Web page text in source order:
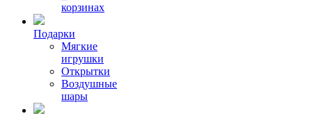
корзинах
Подарки
Мягкие
игрушки
Открытки
Воздушные
шары